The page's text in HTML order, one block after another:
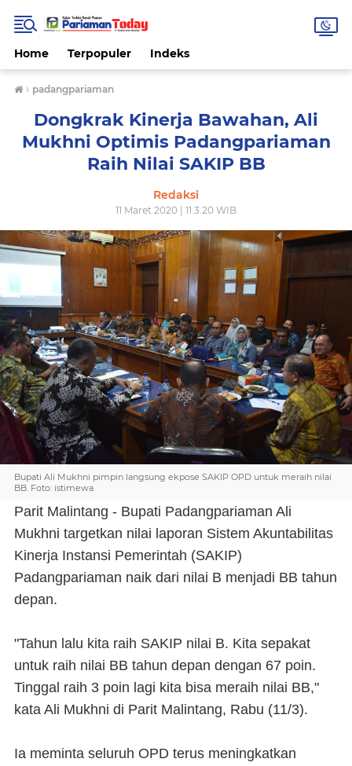
Home Terpopuler Indeks
› padangpariaman
Dongkrak Kinerja Bawahan, Ali
Mukhni Optimis Padangpariaman
Raih Nilai SAKIP BB
Redaksi
11 Maret 2020 | 11.3.20 WIB
Bupati Ali Mukhni pimpin langsung ekpose SAKIP OPD untuk meraih nilai
BB. Foto: istimewa
Parit Malintang - Bupati Padangpariaman Ali
Mukhni targetkan nilai laporan Sistem Akuntabilitas
Kinerja Instansi Pemerintah (SAKIP)
Padangpariaman naik dari nilai B menjadi BB tahun
depan.
"Tahun lalu kita raih SAKIP nilai B. Kita sepakat
untuk raih nilai BB tahun depan dengan 67 poin.
Tinggal raih 3 poin lagi kita bisa meraih nilai BB,"
kata Ali Mukhni di Parit Malintang, Rabu (11/3).
Ia meminta seluruh OPD terus meningkatkan